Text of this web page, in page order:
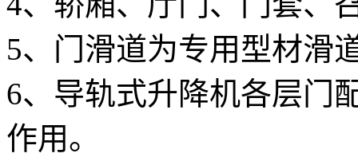
5、门滑道为专用型材滑
6、导轨式升降机各层门
作用。